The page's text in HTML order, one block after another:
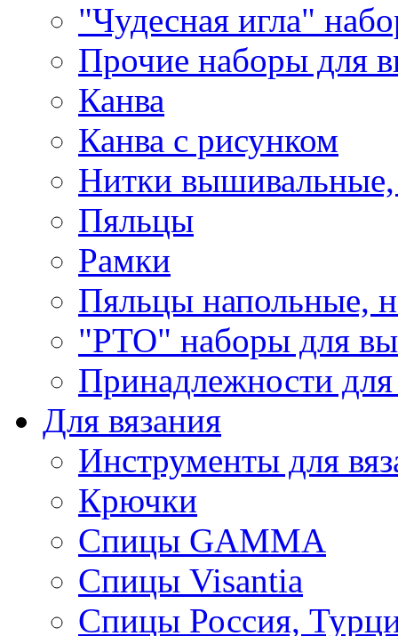
"Чудесная игла"
Прочие наборы для
Канва
Канва с рисунком
Нитки
Пяльцы
Рамки
Пяльцы напольные,
"РТО" наборы для
Принадлежности
Для вязания
Инструменты для
Крючки
Спицы GAMMA
Спицы Visantia
Спицы Россия,